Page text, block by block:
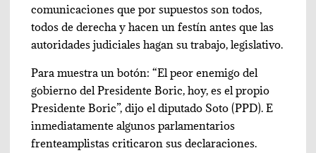
comunicaciones que por supuestos son todos,
todos de derecha y hacen un festín antes que las
autoridades judiciales hagan su trabajo, legislativo.
Para muestra un botón: “El peor enemigo del
gobierno del Presidente Boric, hoy, es el propio
Presidente Boric”, dijo el diputado Soto (PPD). E
inmediatamente algunos parlamentarios
frenteamplistas criticaron sus declaraciones.